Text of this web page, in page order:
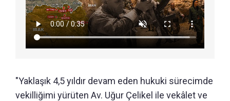
"Yaklaşık 4,5 yıldır devam eden hukuki sürecimde
vekilliğimi yürüten Av. Uğur Çelikel ile vekâlet ve